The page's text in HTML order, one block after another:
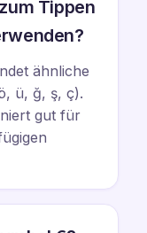
Tippen
ähnliche
ü, ğ, ş, ç).
gut für